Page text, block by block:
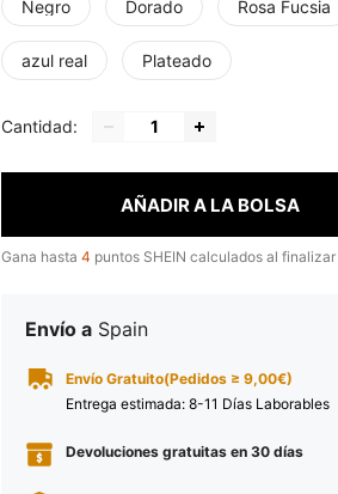
Negro Dorado Rosa Fucsia
azul real Plateado
Cantidad:
AÑADIR A LA BOLSA
Gana hasta 4 puntos SHEIN calculados al
Envío a Spain
Envío Gratuito(Pedidos ≥ 9,00€)
Entrega estimada: 8-11 Días Laborables
Devoluciones gratuitas en 30 días